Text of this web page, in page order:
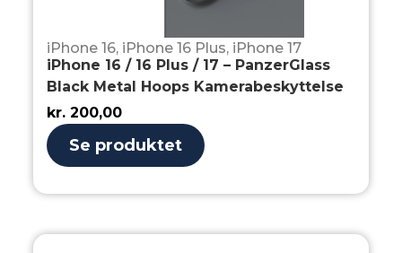
iPhone 16, iPhone 16 Plus, iPhone 17
iPhone 16 / 16 Plus / 17 – PanzerGlass
Black Metal Hoops Kamerabeskyttelse
kr. 200,00
Se produktet